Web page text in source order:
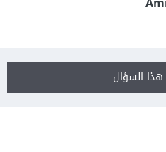
السؤال